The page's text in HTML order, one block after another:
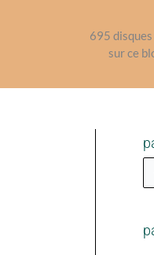
695
sur ce